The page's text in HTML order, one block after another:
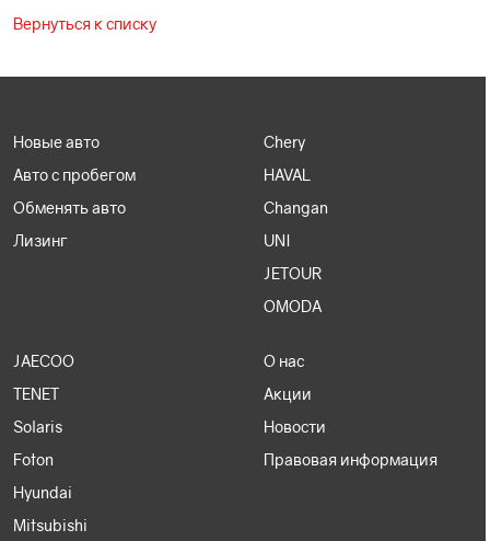
Вернуться к списку
Новые авто
Авто с пробегом
Обменять авто
Лизинг
Chery
HAVAL
Changan
UNI
JETOUR
OMODA
JAECOO
TENET
Solaris
Foton
Hyundai
Mitsubishi
О нас
Акции
Новости
Правовая информация